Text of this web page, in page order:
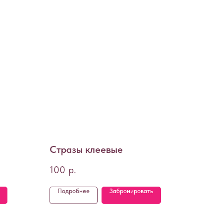
Стразы клеевые
100 р.
Подробнее Забронировать